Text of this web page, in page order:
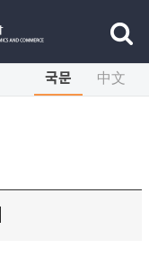
국문 中文